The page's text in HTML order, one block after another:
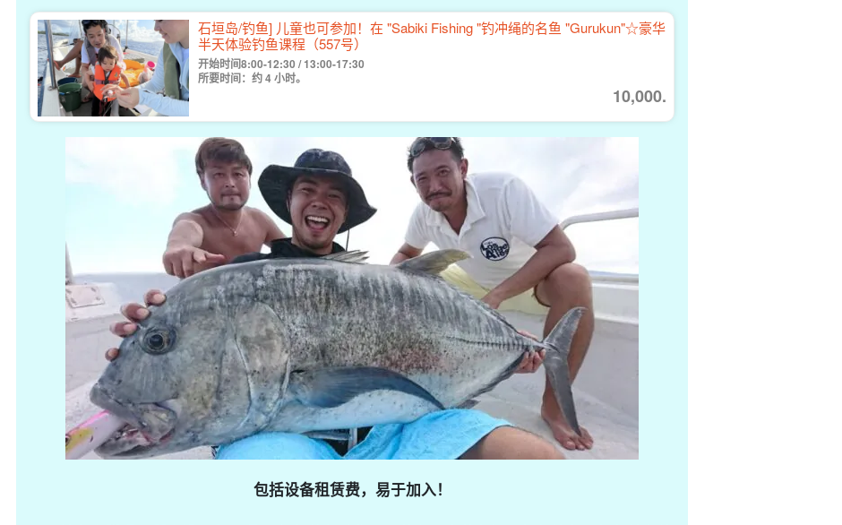
石垣岛/钓鱼] 儿童也可参加！在 "Sabiki Fishing "钓冲绳的名鱼 "Gurukun"☆豪华
半天体验钓鱼课程（557号）
开始时间8:00-12:30 / 13:00-17:30
所要时间：约 4 小时。
10,000.
包括设备租赁费，易于加入！